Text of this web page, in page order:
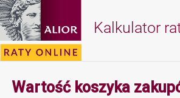
Kalkulator
Wartość koszyka